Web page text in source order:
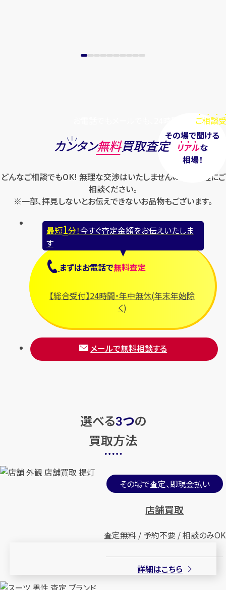
ご相談
その場で聞ける
リアルな
相場！
カンタン無料買取査定
どんなご相談でもOK! 無理な交渉はいたしませんのでお気軽にご
相談ください。
※一部、拝見しないとお伝えできないお品物もございます。
最短1分！今すぐ査定金額をお伝えいたしま
す
まずはお電話で無料査定
【総合受付】24時間・年中無休(年末年始除
く)
メールで無料相談する
選べる3つの
買取方法
その場で査定、即現金払い
店舗買取
査定無料 / 予約不要 / 相談のみOK
詳細はこちら